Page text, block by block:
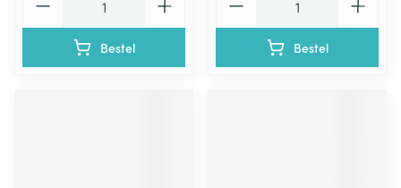
Bestel Bestel